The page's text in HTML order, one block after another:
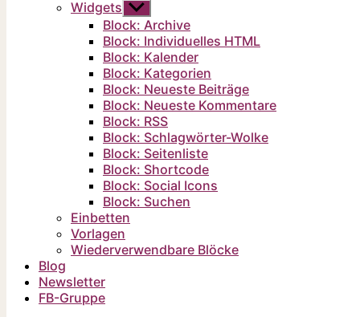
Widgets Untermenü
anzeigen
Block: Archive
Block: Individuelles HTML
Block: Kalender
Block: Kategorien
Block: Neueste Beiträge
Block: Neueste Kommentare
Block: RSS
Block: Schlagwörter-Wolke
Block: Seitenliste
Block: Shortcode
Block: Social Icons
Block: Suchen
Einbetten
Vorlagen
Wiederverwendbare Blöcke
Blog
Newsletter
FB-Gruppe